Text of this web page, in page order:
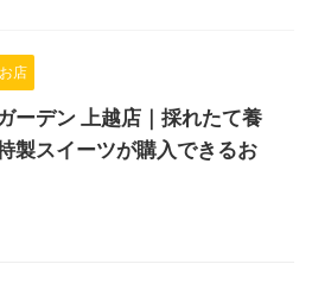
店
ーデン 上越店｜採れたて養
製スイーツが購入できるお